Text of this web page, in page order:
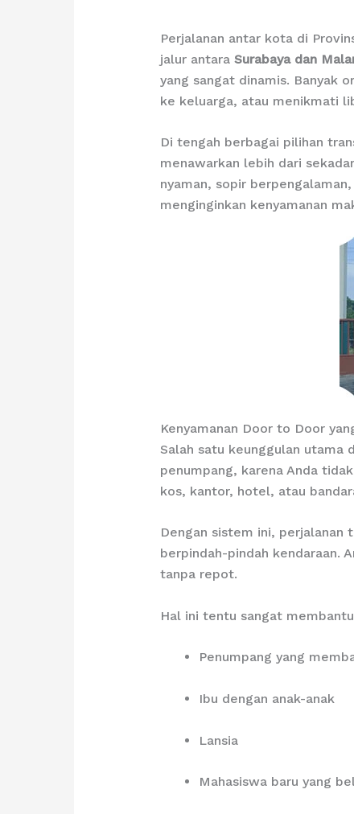
Perjalanan antar kota di
jalur antara Surabaya dan
yang sangat dinamis. Banyak
ke keluarga, atau menikmati
Di tengah berbagai pilihan
menawarkan lebih dari
nyaman, sopir
menginginkan kenyamanan
Kenyamanan Door to Door
Salah satu keunggulan utama
penumpang, karena Anda
kos, kantor, hotel, atau
Dengan sistem ini, perjalanan
berpindah-pindah kendaraan.
tanpa repot.
Hal ini tentu sangat
Penumpang yang
Ibu dengan anak-anak
Lansia
Mahasiswa baru yang